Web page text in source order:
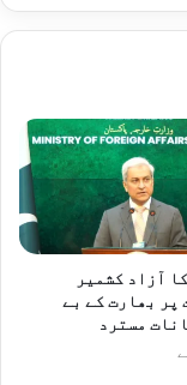
آزاد کشمیر
پر بھارت کے بے
مسترد